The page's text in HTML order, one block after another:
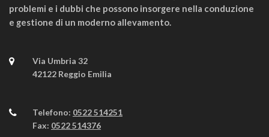
problemi e i dubbi che possono insorgere nella conduzione
e gestione di un moderno allevamento.
Via Umbria 32
42122 Reggio Emilia
Telefono: 0522 514251
Fax: 0522 514376